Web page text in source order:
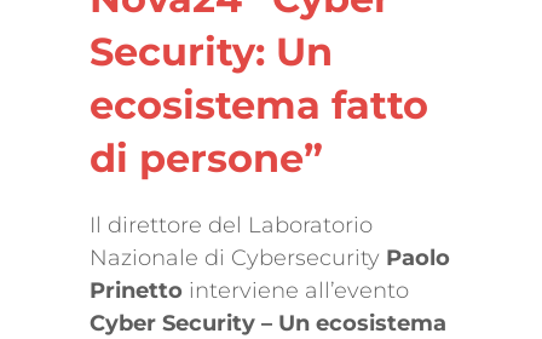
Security: Un
ecosistema fatto
di persone”
Il direttore del Laboratorio
Nazionale di Cybersecurity Paolo
Prinetto interviene all’evento
Cyber Security – Un ecosistema